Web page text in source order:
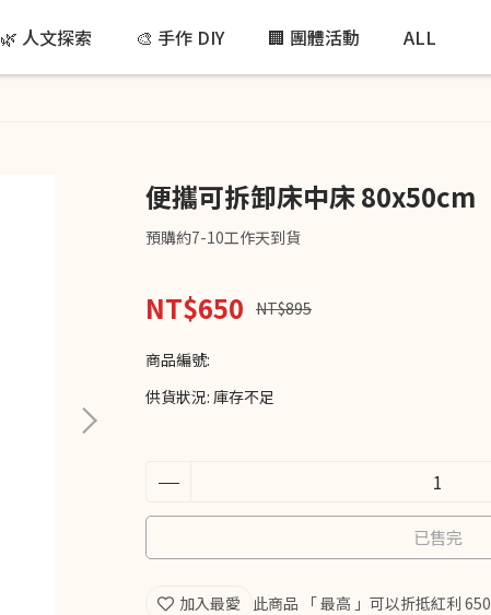
🌿 人文探索 🎨 手作 DIY 🏢 團體活動 ALL
便攜可拆卸床中床 80x50cm
預購約7-10工作天到貨
NT$650 NT$895
商品編號:
供貨狀況: 庫存不足
已售完
加入最愛 此商品 「 最高 」可以折抵紅利 650